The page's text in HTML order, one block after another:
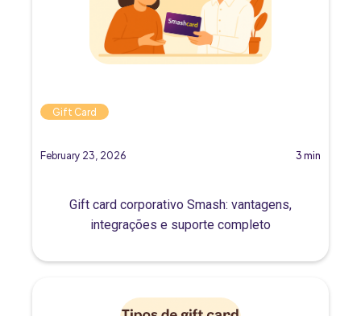
Gift Card
February 23, 2026 3 min
Gift card corporativo Smash: vantagens,
integrações e suporte completo